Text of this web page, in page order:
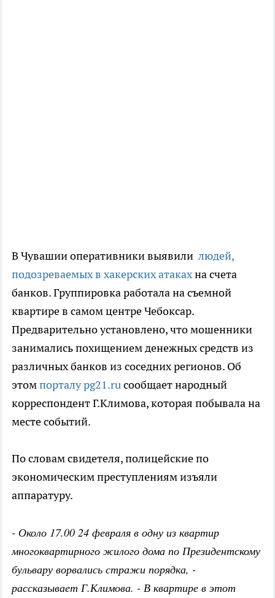
В Чувашии оперативники выявили людей,
подозреваемых в хакерских атакахна счета
банков. Группировка работала на съемной
квартире в самом центре Чебоксар.
Предварительно установлено, что мошенники
занимались похищением денежных средств из
различных банков из соседних регионов. Об
этомпорталу pg21.ruсообщает народный
корреспондент Г.Климова, которая побывала на
месте событий.
По словам свидетеля, полицейские по
экономическим преступлениям изъяли
аппаратуру.
- Около 17.00 24 февраля в одну из квартир
многоквартирного жилого дома по Президентскому
бульвару ворвались стражи порядка, -
рассказывает Г.Климова. - В квартире в этот